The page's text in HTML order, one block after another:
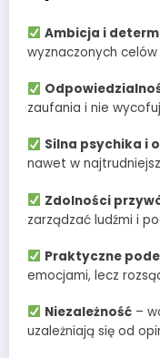
Ambicja i
wyznaczonych
zaufania i nie
Silna psychika i
nawet w
Zdolności
zarządzać ludźmi i
Praktyczne
emocjami, lecz
Niezależność –
uzależniają się od